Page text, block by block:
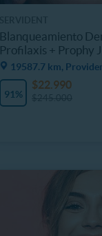
Blanqueamiento
Profilaxis + Prophy
19587.7 km,
91%
$22.990